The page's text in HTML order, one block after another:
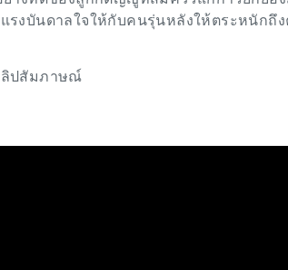
รงบันดาลใจให้กับคนรุ่นหลังให้ตระหนักถึ
ปสัมภาษณ์